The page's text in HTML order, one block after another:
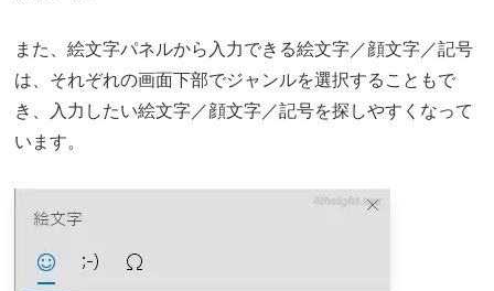
また、絵文字パネルから入力できる絵文字／顔文字／記号
は、それぞれの画面下部でジャンルを選択することもで
き、入力したい絵文字／顔文字／記号を探しやすくなって
います。